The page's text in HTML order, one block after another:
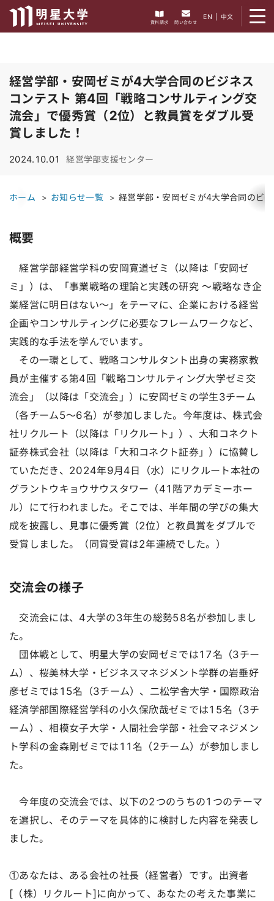
資料請求 問い合わせ
EN 中文
経営学部・安岡ゼミが4大学合同のビジネス
コンテスト 第4回「戦略コンサルティング交
流会」で優秀賞（2位）と教員賞をダブル受
賞しました！
2024.10.01 経営学部支援センター
ホーム お知らせ一覧 経営学部・安岡ゼミが4大学合同のビ
概要
経営学部経営学科の安岡寛道ゼミ（以降は「安岡ゼ
ミ」）は、「事業戦略の理論と実践の研究 ～戦略なき企
業経営に明日はない～」をテーマに、企業における経営
企画やコンサルティングに必要なフレームワークなど、
実践的な手法を学んでいます。
その一環として、戦略コンサルタント出身の実務家教
員が主催する第4回「戦略コンサルティング大学ゼミ交
流会」（以降は「交流会」）に安岡ゼミの学生3チーム
（各チーム5～6名）が参加しました。今年度は、株式会
社リクルート（以降は「リクルート」）、大和コネクト
証券株式会社（以降は「大和コネクト証券」）に協賛し
ていただき、2024年9月4日（水）にリクルート本社の
グラントウキョウサウスタワー（41階アカデミーホー
ル）にて行われました。そこでは、半年間の学びの集大
成を披露し、見事に優秀賞（2位）と教員賞をダブルで
受賞しました。（同賞受賞は2年連続でした。）
交流会の様子
交流会には、4大学の3年生の総勢58名が参加しまし
た。
団体戦として、明星大学の安岡ゼミでは17名（3チー
ム）、桜美林大学・ビジネスマネジメント学群の岩垂好
彦ゼミでは15名（3チーム）、二松学舎大学・国際政治
経済学部国際経営学科の小久保欣哉ゼミでは15名（3チ
ーム）、相模女子大学・人間社会学部・社会マネジメン
ト学科の金森剛ゼミでは11名（2チーム）が参加しまし
た。
今年度の交流会では、以下の2つのうちの1つのテーマ
を選択し、そのテーマを具体的に検討した内容を発表し
ました。
①あなたは、ある会社の社長（経営者）です。出資者
[（株）リクルート]に向かって、あなたの考えた事業に